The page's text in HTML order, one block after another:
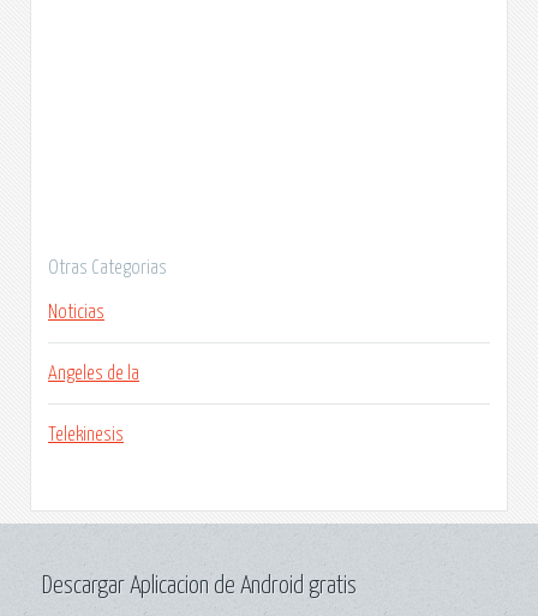
Otras Categorias
Noticias
Angeles de la
Telekinesis
Descargar Aplicacion de Android gratis